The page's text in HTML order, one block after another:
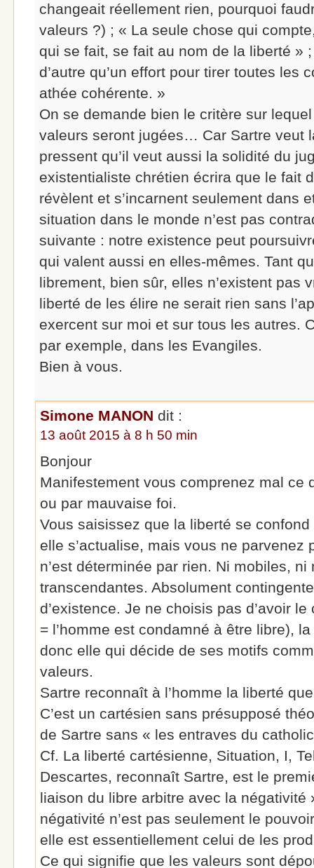
changeait réellement rien, pourquoi
valeurs ?) ; « La seule chose qui
qui se fait, se fait au nom de la liberté » ;
d’autre qu’un effort pour tirer toutes les
athée cohérente. »
On se demande bien le critère sur
valeurs seront jugées… Car Sartre veut
pressent qu’il veut aussi la solidité du
existentialiste chrétien écrira que le fait
révèlent et s’incarnent seulement dans
situation dans le monde n’est pas
suivante : notre existence peut
qui valent aussi en elles-mêmes. Tant
librement, bien sûr, elles n’existent pas
liberté de les élire ne serait rien sans
exercent sur moi et sur tous les autres.
par exemple, dans les Evangiles.
Bien à vous.
Simone MANON dit :
13 août 2015 à 8 h 50 min
Bonjour
Manifestement vous comprenez mal ce
ou par mauvaise foi.
Vous saisissez que la liberté se
elle s’actualise, mais vous ne parvenez
n’est déterminée par rien. Ni mobiles,
transcendantes. Absolument
d’existence. Je ne choisis pas d’avoir le
= l’homme est condamné à être libre),
donc elle qui décide de ses motifs
valeurs.
Sartre reconnaît à l’homme la liberté
C’est un cartésien sans présupposé
de Sartre sans « les entraves du
Cf. La liberté cartésienne, Situation, I,
Descartes, reconnaît Sartre, est le
liaison du libre arbitre avec la négativité
négativité n’est pas seulement le
elle est essentiellement celui de les
Ce qui signifie que les valeurs sont